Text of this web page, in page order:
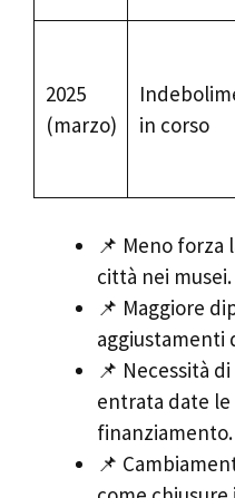
2025
(marzo)
in corso
📌 Meno forza
città nei musei.
📌 Maggiore
aggiustamenti
📌 Necessità
entrata date
finanziamento.
📌